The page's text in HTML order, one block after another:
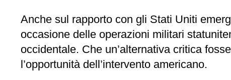
Anche sul rapporto con gli Stati Uniti
occasione delle operazioni militari
occidentale. Che un’alternativa critica
l’opportunità dell’intervento americano.